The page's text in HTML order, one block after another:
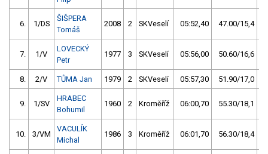
6. 1/DS
ŠIŠPERA
Tomáš
2008 2 SKVeselí 05:52,40 47.00/15,4
7. 1/V
LOVECKÝ
Petr
1977 3 SKVeselí 05:56,00 50.60/16,6
8. 2/V TŮMA Jan 1979 2 SKVeselí 05:57,30 51.90/17,0
9. 1/SV
HRABEC
Bohumil
1960 2 Kroměříž 06:00,70 55.30/18,1
10. 3/VM
VACULÍK
Michal
1986 3 Kroměříž 06:01,70 56.30/18,4